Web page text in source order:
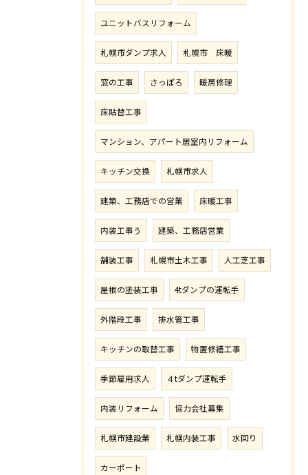
ユニットバスリフォーム
札幌市ダンプ求人 札幌市 床暖
窓の工事 さっぽろ 暖房修理
床貼替工事
マンション、アパート居室内リフォーム
キッチン交換 札幌市求人
建築、工務店での営業 床暖工事
内装工事う 建築、工務店営業
舗装工事 札幌市土木工事 人工芝工事
屋根の塗装工事 4tダンプの運転手
外階段工事 排水管工事
キッチンの取替工事 物置修繕工事
季節雇用求人 ４tダンプ運転手
内装リフォーム 協力会社募集
札幌市建設業 札幌内装工事 水回り
カーポート